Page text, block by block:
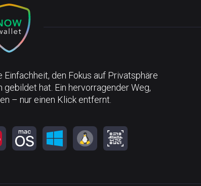
den Fokus auf Privatsphäre
hat. Ein hervorragender Weg,
– nur einen Klick entfernt.